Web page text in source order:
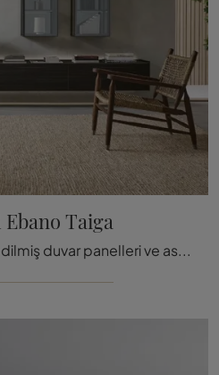
Taiga
Rimadesio'nun monte edilmiş duvar panelleri ve askılıkları: tıklayın ve Self Bold Ebano Taiga modelini keşfedin, her türlü modern